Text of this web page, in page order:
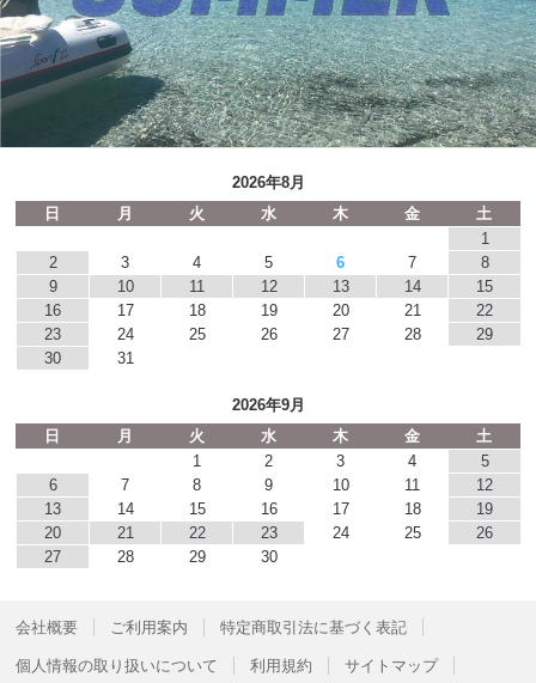
2026年8月
日
月 火 水 木 金
土
1
2
3 4 5 6 7
8
9
10 11 12 13 14
15
16
17 18 19 20 21
22
23
24 25 26 27 28
29
30
31
2026年9月
日
月 火 水 木 金
土
1
2 3 4
5
6
7 8 9 10 11
12
13
14 15 16 17 18
19
20
21 22 23 24 25
26
27
28 29 30
会社概要 ご利用案内 特定商取引法に基づく表記
個人情報の取り扱いについて 利用規約 サイトマップ